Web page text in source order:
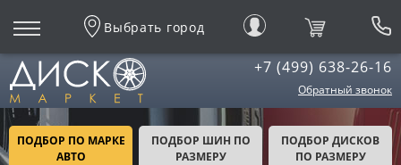
Выбрать город
+7 (499) 638-26-16
Обратный звонок
ПОДБОР ПО МАРКЕ
АВТО
ПОДБОР ШИН ПО
РАЗМЕРУ
ПОДБОР ДИСКОВ
ПО РАЗМЕРУ